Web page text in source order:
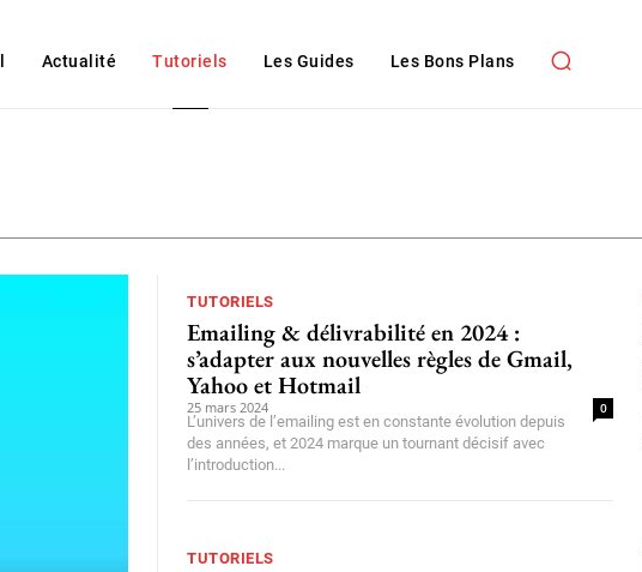
Actualité Tutoriels Les Guides Les Bons Plans
TUTORIELS
Emailing & délivrabilité en 2024 :
s’adapter aux nouvelles règles de Gmail,
Yahoo et Hotmail
25 mars 2024 0
L’univers de l’emailing est en constante évolution depuis
des années, et 2024 marque un tournant décisif avec
l’introduction...
TUTORIELS